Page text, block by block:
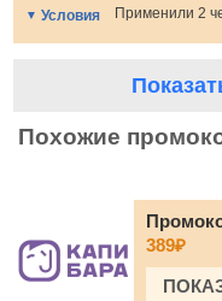
Условия Применили 2
Похожие
389₽